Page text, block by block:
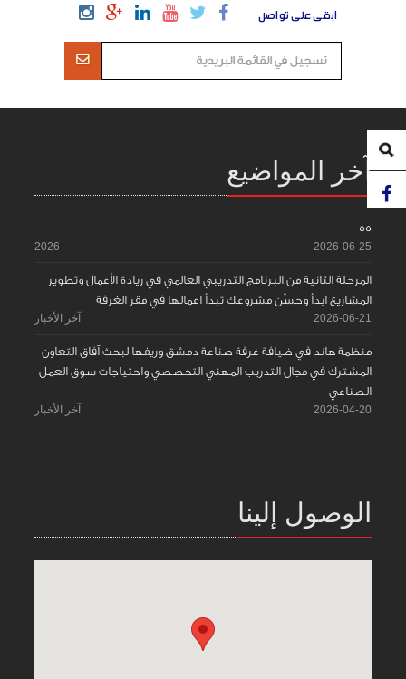
ابقى على تواصل
آخر المواضيع
55
2026-06-25
2026
المرحلة الثانية من البرنامج التدريبي العالمي في ريادة الأعمال وتطوير
المشاريع ابدأ وحسّن مشروعك تبدأ اعمالها في مقر الغرفة
2026-06-21 آخر الأخبار
منظمة هاند في ضيافة غرفة صناعة دمشق وريفها لبحث آفاق التعاون
المشترك في مجال التدريب المهني التخصصي واحتياجات سوق العمل
الصناعي
2026-04-20 آخر الأخبار
الوصول إلينا